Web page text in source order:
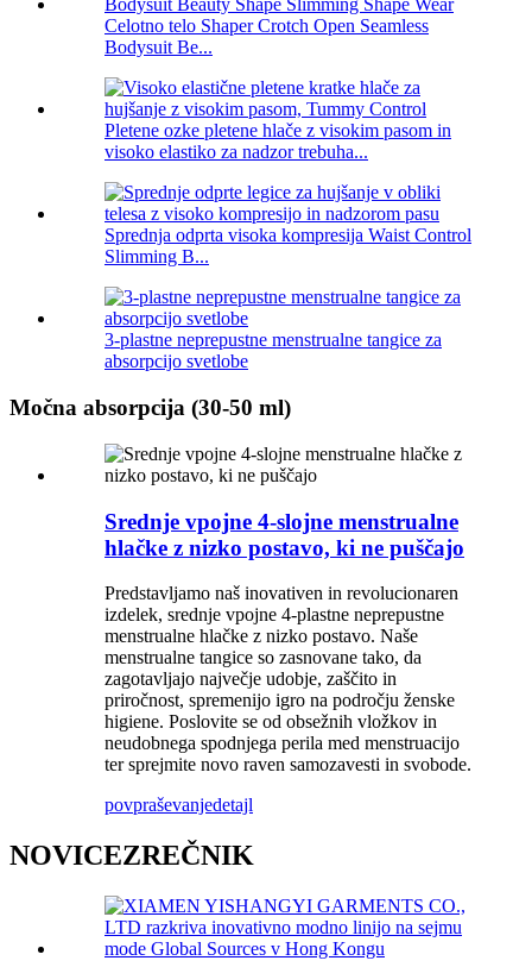
Celotno telo Shaper Crotch Open Seamless
Bodysuit Be...
Pletene ozke pletene hlače z visokim pasom in
visoko elastiko za nadzor trebuha...
Sprednja odprta visoka kompresija Waist Control
Slimming B...
3-plastne neprepustne menstrualne tangice za
absorpcijo svetlobe
Močna absorpcija (30-50 ml)
Srednje vpojne 4-slojne menstrualne
hlačke z nizko postavo, ki ne puščajo
Predstavljamo naš inovativen in revolucionaren
izdelek, srednje vpojne 4-plastne neprepustne
menstrualne hlačke z nizko postavo. Naše
menstrualne tangice so zasnovane tako, da
zagotavljajo največje udobje, zaščito in
priročnost, spremenijo igro na področju ženske
higiene. Poslovite se od obsežnih vložkov in
neudobnega spodnjega perila med menstruacijo
ter sprejmite novo raven samozavesti in svobode.
povpraševanjedetajl
NOVICEZREČNIK